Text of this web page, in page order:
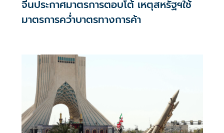
จีนประกาศมาตรการตอบโต้ เหตุสหรัฐฯใช้
มาตรการคว่ำบาตรทางการค้า